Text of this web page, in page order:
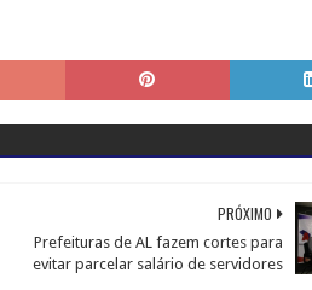
PRÓXIMO
Prefeituras de AL fazem cortes para
evitar parcelar salário de servidores